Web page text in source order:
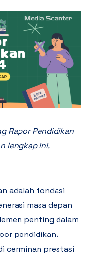
Rapor Pendidikan
lengkap ini.
adalah fondasi
masa depan
penting dalam
pendidikan.
cerminan prestasi